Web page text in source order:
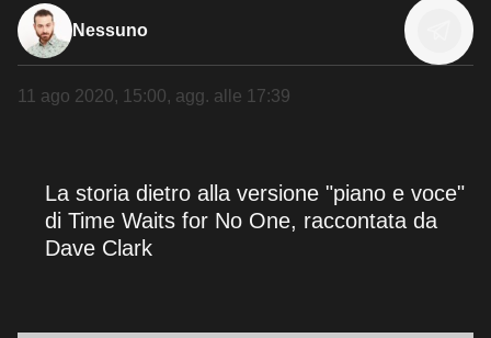
Nessuno
11 ago 2020, 15:00, agg. alle 17:39
La storia dietro alla versione "piano e voce"
di Time Waits for No One, raccontata da
Dave Clark